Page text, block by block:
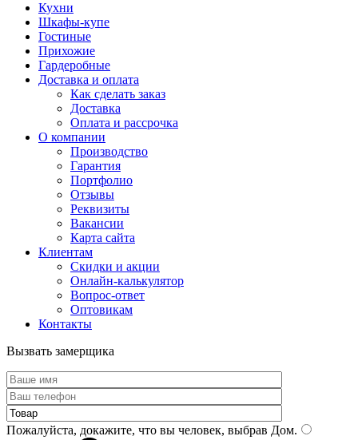
Кухни
Шкафы-купе
Гостиные
Прихожие
Гардеробные
Доставка и оплата
Как сделать заказ
Доставка
Оплата и рассрочка
О компании
Производство
Гарантия
Портфолио
Отзывы
Реквизиты
Вакансии
Карта сайта
Клиентам
Скидки и акции
Онлайн-калькулятор
Вопрос-ответ
Оптовикам
Контакты
Вызвать замерщика
Пожалуйста, докажите, что вы человек, выбрав Дом.